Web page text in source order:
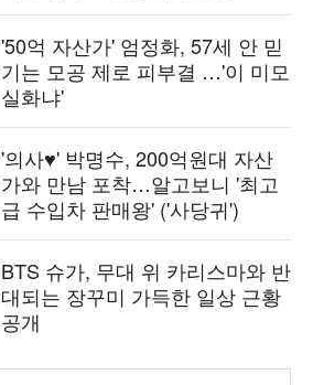
'50억 자산가' 엄정화, 57세 안 믿
기는 모공 제로 피부결 …'이 미모
실화냐'
'의사♥' 박명수, 200억원대 자산
가와 만남 포착…알고보니 '최고
급 수입차 판매왕' ('사당귀')
BTS 슈가, 무대 위 카리스마와 반
대되는 장꾸미 가득한 일상 근황
공개